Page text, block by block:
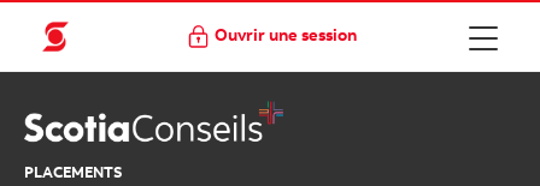
Ouvrir une session
PLACEMENTS